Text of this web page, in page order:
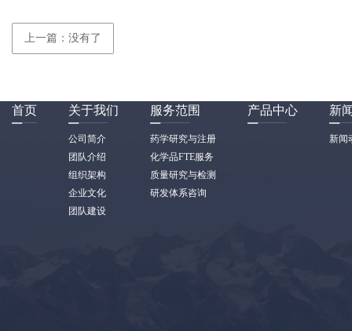
上一篇：没有了
首页 关于我们
公司简介
团队介绍
组织架构
企业文化
团队建设
服务范围
药学研究与注册
化学品FTE服务
质量研究与检测
研发体系咨询
产品中心 新
新闻